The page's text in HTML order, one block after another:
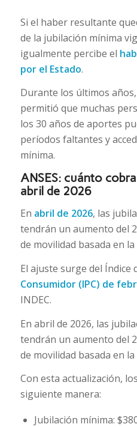
Si el haber resultante
de la jubilación mínima
igualmente percibe el
por el Estado.
Durante los últimos
permitió que muchas
los 30 años de aportes
períodos faltantes y
mínima.
ANSES: cuánto
abril de 2026
En abril de 2026, las
tendrán un aumento del
de movilidad basada en
El ajuste surge del Índice
Consumidor (IPC) de
INDEC.
En abril de 2026, las
tendrán un aumento del
de movilidad basada en
Con esta actualización,
siguiente manera:
Jubilación mínima: